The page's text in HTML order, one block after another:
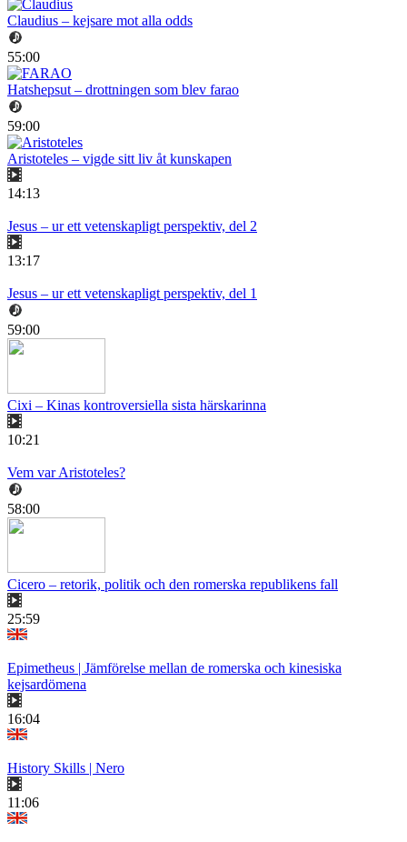
Claudius – kejsare mot alla odds
55:00
Hatshepsut – drottningen som blev farao
59:00
Aristoteles – vigde sitt liv åt kunskapen
14:13
Jesus – ur ett vetenskapligt perspektiv, del 2
13:17
Jesus – ur ett vetenskapligt perspektiv, del 1
59:00
Cixi – Kinas kontroversiella sista härskarinna
10:21
Vem var Aristoteles?
58:00
Cicero – retorik, politik och den romerska republikens fall
25:59
Epimetheus | Jämförelse mellan de romerska och kinesiska
kejsardömena
16:04
History Skills | Nero
11:06